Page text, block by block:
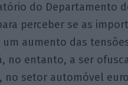
do Departamento
perceber se as
aumento das tensões
no entanto, a ser
setor automóvel